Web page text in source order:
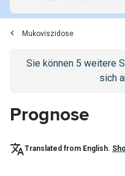
Mukoviszidose
Go to/anmeldenpage
Sie können 5 weitere
sich
Prognose
Translated from English.